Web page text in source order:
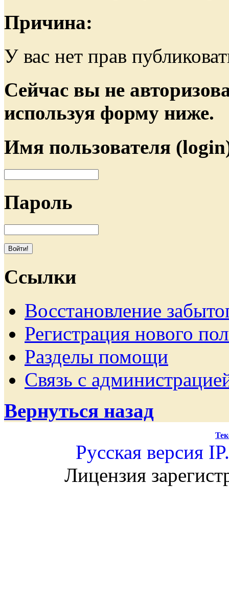
Причина:
У вас нет прав
Сейчас вы не
используя форму ниже.
Имя пользователя
Пароль
Ссылки
Восстановление
Регистрация нового
Разделы помощи
Связь с
Вернуться назад
Русская версия
Лицензия